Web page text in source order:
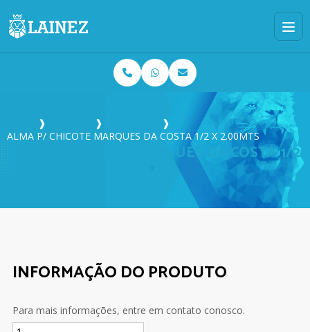
❱ ❱
❱
ALMA P/ CHICOTE MARQUES DA COSTA 1/2 X 2.00MTS
ALMA P/ CHICOTE MARQUES DA COSTA 1/2
INFORMAÇÃO DO PRODUTO
Para mais informações, entre em contato conosco.